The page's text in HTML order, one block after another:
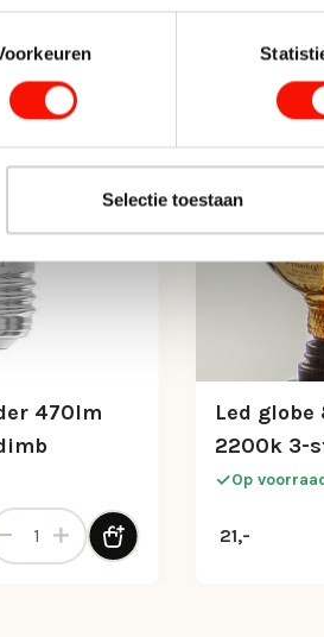
Selectie toestaan
470lm
P45 helder 470lm 2700K CRI80
Led
2200k 3-
Op
21,-